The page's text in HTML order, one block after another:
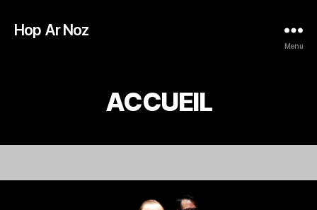
Hop Ar Noz
Menu
ACCUEIL